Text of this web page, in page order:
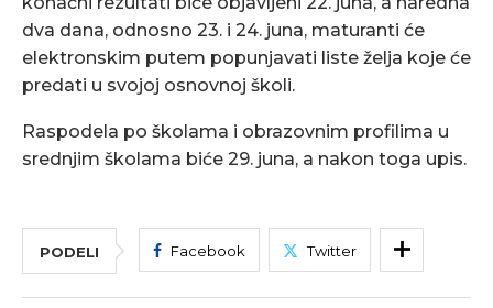
dva dana, odnosno 23. i 24. juna, maturanti će
elektronskim putem popunjavati liste želja koje će
predati u svojoj osnovnoj školi.
Raspodela po školama i obrazovnim profilima u
srednjim školama biće 29. juna, a nakon toga upis.
PODELI Facebook Twitter